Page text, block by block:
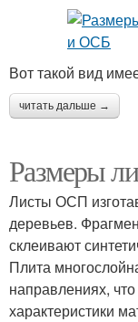
Вот такой вид
читать дальше →
Размеры
Листы ОСП
деревьев.
склеивают
Плита
направлениях,
характеристики